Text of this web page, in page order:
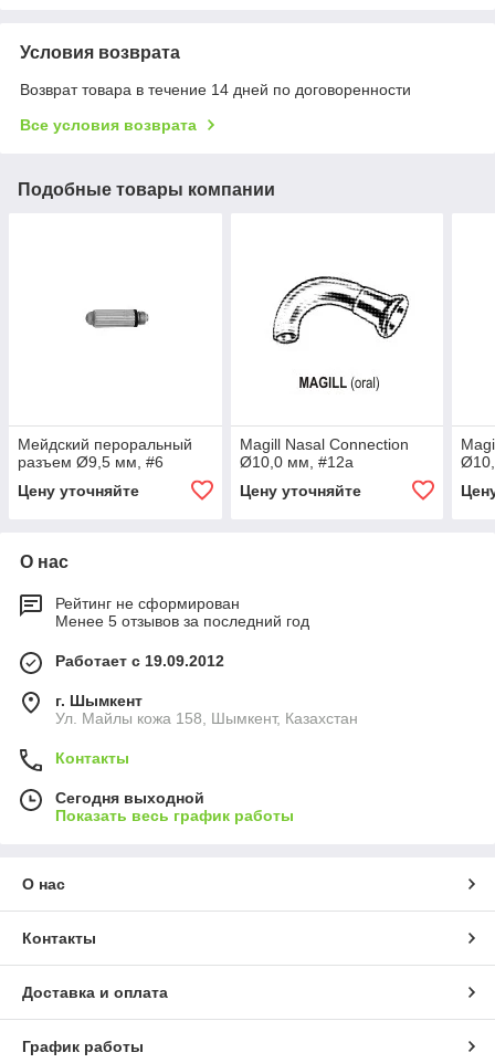
Условия возврата
Возврат товара в течение 14 дней по договоренности
Все условия возврата
Подобные товары компании
Мейдский пероральный
разъем Ø9,5 мм, #6
Цену уточняйте
Magill Nasal Connection
Ø10,0 мм, #12a
Цену уточняйте
О нас
Рейтинг не сформирован
Менее 5 отзывов за последний год
Работает с 19.09.2012
г. Шымкент
Ул. Майлы кожа 158, Шымкент, Казахстан
Контакты
Сегодня выходной
Показать весь график работы
О нас
Контакты
Доставка и оплата
График работы